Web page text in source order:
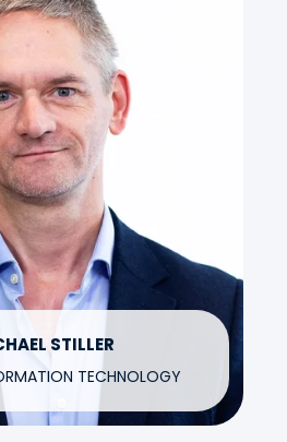
STILLER
TECHNOLOGY